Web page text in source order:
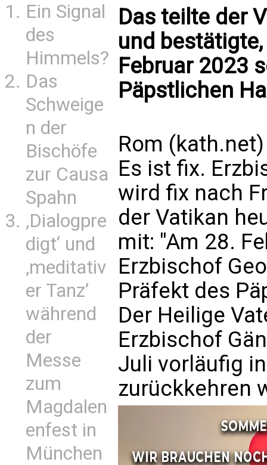
Ein Signal
des
Himmels?
Das
Schweige
n der
Bischöfe
zur Causa
Spahn
‚Dialogpre
digt‘ und
‚meditativ
er Tanz’
während
der
Messe
zum
Magdalen
enfest in
München
Das teilte der
und
Februar 2023
Päpstlichen
Rom (kath.net)
Es ist fix.
wird fix nach
der Vatikan
mit: "Am 28.
Erzbischof
Präfekt des
Der Heilige
Erzbischof
Juli vorläufig
zurückkehren